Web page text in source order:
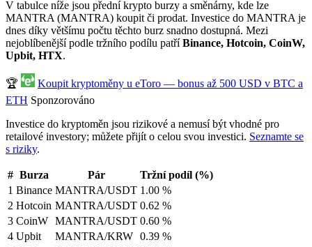
V tabulce níže jsou přední krypto burzy a směnárny, kde lze
MANTRA (MANTRA) koupit či prodat. Investice do MANTRA je
dnes díky většímu počtu těchto burz snadno dostupná. Mezi
nejoblíbenější podle tržního podílu patříBinance, Hotcoin, CoinW,
Upbit, HTX.
🏆
Koupit kryptoměny u eToro — bonus až 500 USD v BTC a
ETH Sponzorováno
Investice do kryptoměn jsou rizikové a nemusí být vhodné pro
retailové investory; můžete přijít o celou svou investici. Seznamte se
s riziky.
# Burza Pár
Tržní podíl (%)
1 Binance MANTRA/USDT 1.00 %
2 Hotcoin MANTRA/USDT 0.62 %
3 CoinW MANTRA/USDT 0.60 %
4 Upbit MANTRA/KRW 0.39 %